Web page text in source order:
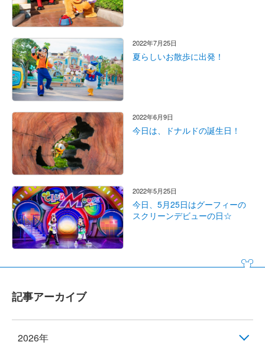
2022年7月25日
夏らしいお散歩に出発！
2022年6月9日
今日は、ドナルドの誕生日！
2022年5月25日
今日、5月25日はグーフィーの
スクリーンデビューの日☆
記事アーカイブ
2026年